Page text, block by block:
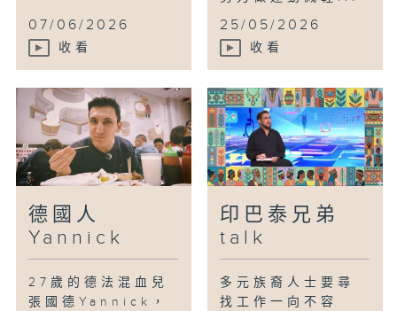
07/06/2026
收看
25/05/2026
收看
德國人
Yannick
27歲的德法混血兒
張國德Yannick，
印巴泰兄弟
talk
多元族裔人士要尋
找工作一向不容